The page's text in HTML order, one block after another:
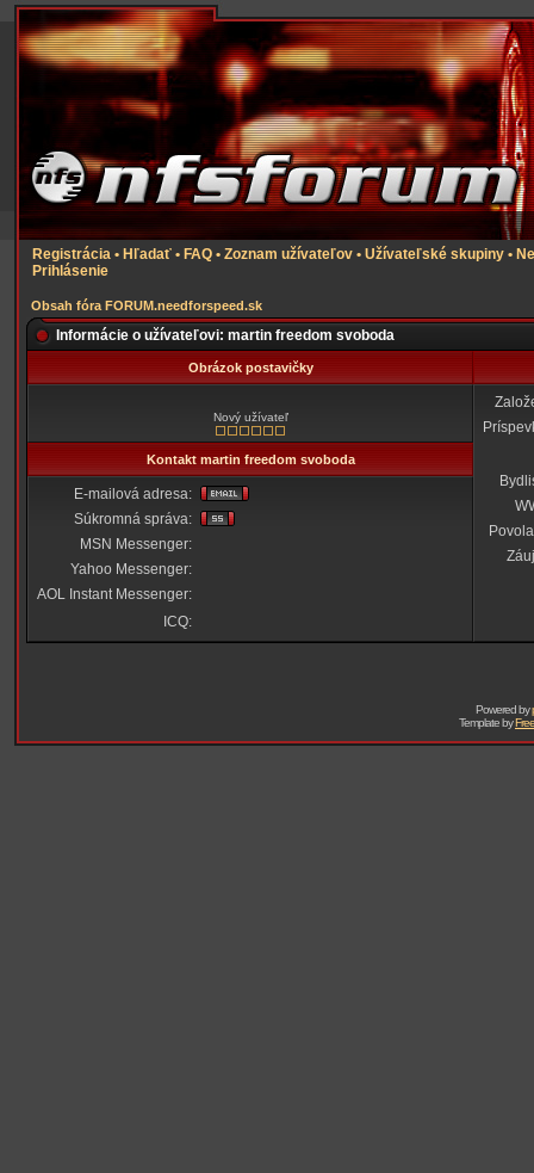
Registrácia • Hľadať • FAQ • Zoznam užívateľov • Užívateľské skupiny •
Prihlásenie
Obsah fóra FORUM.needforspeed.sk
Informácie o užívateľovi: martin freedom svoboda
Obrázok postavičky
Nový užívateľ
Kontakt martin freedom svoboda
E-mailová adresa:
Súkromná správa:
MSN Messenger:
Yahoo Messenger:
AOL Instant Messenger:
ICQ:
Powered by
Template by